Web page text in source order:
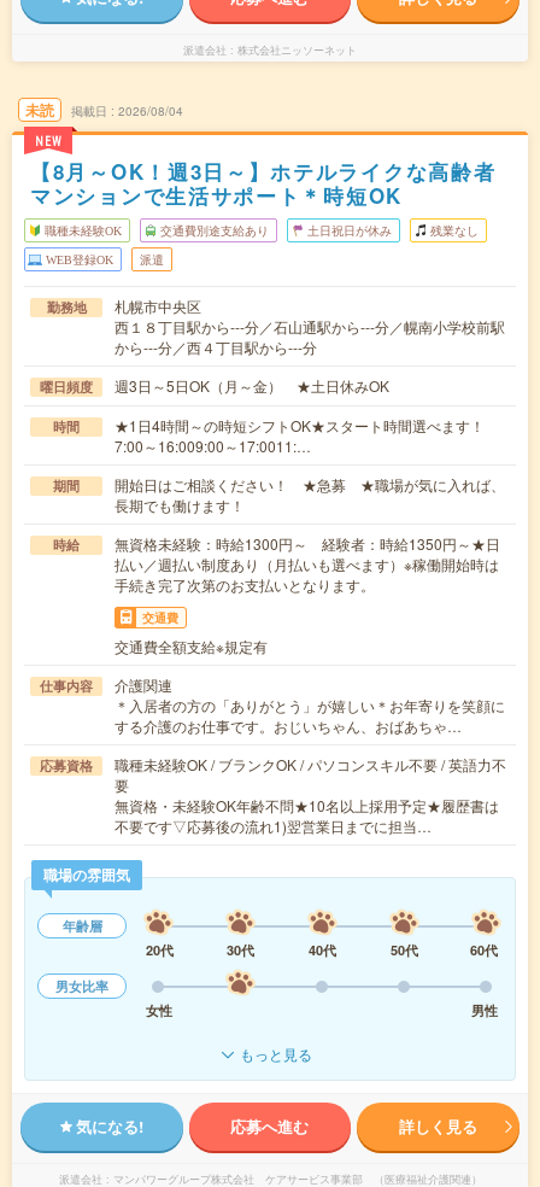
派遣会社 株式会社ニッソーネット
未読
NEW
掲載日 2026/08/04
【8月～OK！週3日～】ホテルライクな高齢者
マンションで生活サポート＊時短OK
職種未経験OK 交通費別途支給あり 土日祝日が休み 残業なし
WEB登録OK 派遣
勤務地
札幌市中央区
西１８丁目駅から---分／石山通駅から---分／幌南小学校前駅
から---分／西４丁目駅から---分
曜日頻度 週3日～5日OK（月～金） ★土日休みOK
時間
★1日4時間～の時短シフトOK★スタート時間選べます！
7:00～16:009:00～17:0011:…
期間
開始日はご相談ください！ ★急募 ★職場が気に入れば、
長期でも働けます！
時給
無資格未経験：時給1300円～ 経験者：時給1350円～★日
払い／週払い制度あり（月払いも選べます）※稼働開始時は
手続き完了次第のお支払いとなります。
交通費
交通費全額支給※規定有
仕事内容
介護関連
＊入居者の方の「ありがとう」が嬉しい＊お年寄りを笑顔に
する介護のお仕事です。おじいちゃん、おばあちゃ…
応募資格
職種未経験OK / ブランクOK / パソコンスキル不要 / 英語力不
要
無資格・未経験OK年齢不問★10名以上採用予定★履歴書は
不要です▽応募後の流れ1)翌営業日までに担当…
職場の雰囲気
年齢層
20代
30代 40代 50代
60代
男女比率
女性
男性
もっと見る
気になる! 応募へ進む 詳しく見る
派遣会社 マンパワーグループ株式会社 ケアサービス事業部 （医療福祉介護関連）